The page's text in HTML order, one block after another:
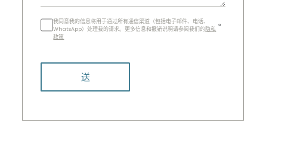
我同意我的信息将用于通过所有通信渠道（包括电子邮件、电话、
WhatsApp）处理我的请求。更多信息和撤销说明请参阅我们的隐私
政策
。
送